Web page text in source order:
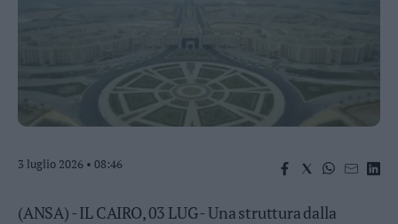
Riva
Arco
Sarca
3 luglio 2026 • 08:46
(ANSA) - IL CAIRO, 03 LUG - Una struttura dalla